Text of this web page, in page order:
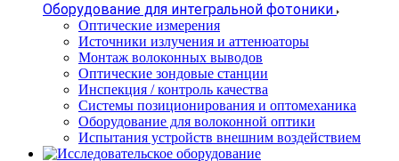
Оборудование для интегральной фотоники
Оптические измерения
Источники излучения и аттенюаторы
Монтаж волоконных выводов
Оптические зондовые станции
Инспекция / контроль качества
Системы позиционирования и оптомеханика
Оборудование для волоконной оптики
Испытания устройств внешним воздействием